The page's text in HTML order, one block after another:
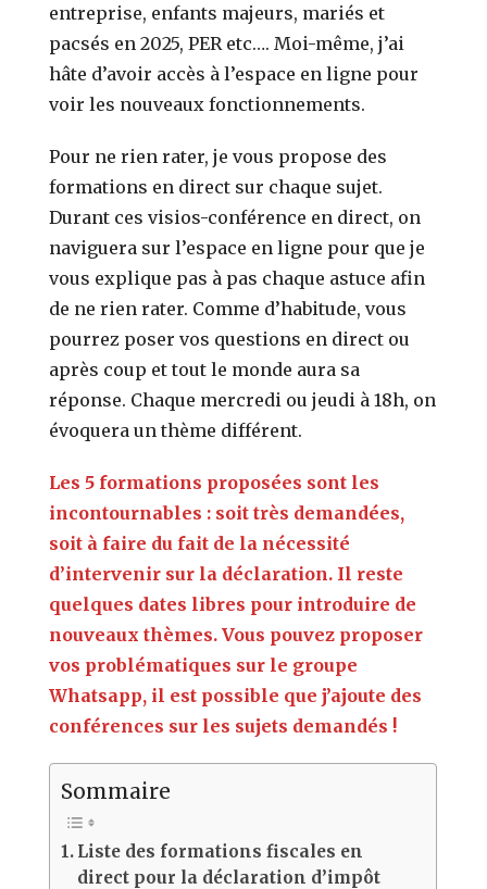
entreprise, enfants majeurs, mariés et
pacsés en 2025, PER etc…. Moi-même, j’ai
hâte d’avoir accès à l’espace en ligne pour
voir les nouveaux fonctionnements.
Pour ne rien rater, je vous propose des
formations en direct sur chaque sujet.
Durant ces visios-conférence en direct, on
naviguera sur l’espace en ligne pour que je
vous explique pas à pas chaque astuce afin
de ne rien rater. Comme d’habitude, vous
pourrez poser vos questions en direct ou
après coup et tout le monde aura sa
réponse. Chaque mercredi ou jeudi à 18h, on
évoquera un thème différent.
Les 5 formations proposées sont les
incontournables : soit très demandées,
soit à faire du fait de la nécessité
d’intervenir sur la déclaration. Il reste
quelques dates libres pour introduire de
nouveaux thèmes. Vous pouvez proposer
vos problématiques sur le groupe
Whatsapp, il est possible que j’ajoute des
conférences sur les sujets demandés !
Sommaire
Liste des formations fiscales en
direct pour la déclaration d’impôt